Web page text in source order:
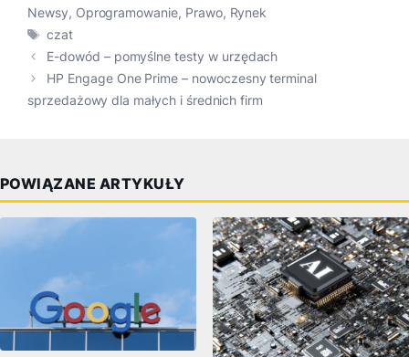
Newsy, Oprogramowanie, Prawo, Rynek
Tagi
czat
E-dowód – pomyślne testy w urzędach
HP Engage One Prime – nowoczesny terminal
sprzedażowy dla małych i średnich firm
POWIĄZANE ARTYKUŁY